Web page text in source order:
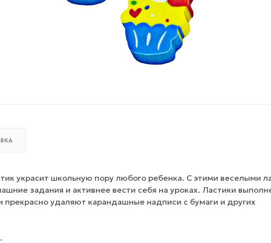
украсит школьную пору любого ребенка. С этими веселыми
задания и активнее вести себя на уроках. Ластики
прекрасно удаляют карандашные надписи с бумаги и других